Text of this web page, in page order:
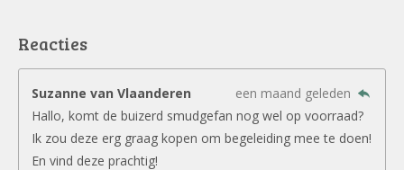
Reacties
Suzanne van Vlaanderen
een maand geleden
Hallo, komt de buizerd smudgefan nog wel op voorraad?
Ik zou deze erg graag kopen om begeleiding mee te doen!
En vind deze prachtig!